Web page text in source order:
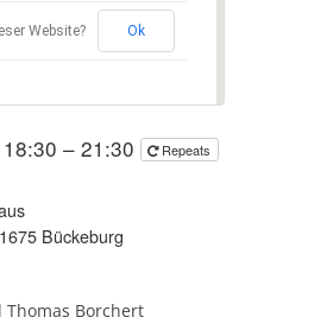
Website? Ok
– 21:30 Repeats
Bückeburg
Borchert